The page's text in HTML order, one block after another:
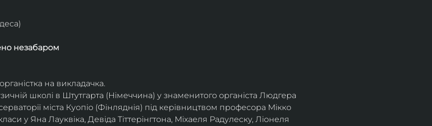
незабаром
на викладачка.
школі в Штутгарта (Німеччина) у знаменитого органіста Людгера
міста Куопіо (Фінляднія) під керівництвом професора Мікко
у Яна Лауквіка, Девіда Тіттерінгтона, Міхаеля Радулеску, Ліонеля